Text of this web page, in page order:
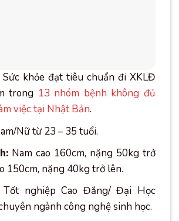
Sức khỏe đạt tiêu chuẩn đi XKLĐ
trong 13 nhóm bệnh không đủ
việc tại Nhật Bản.
Nữ từ 23 – 35 tuổi.
Nam cao 160cm, nặng 50kg trở
150cm, nặng 40kg trở lên.
nghiệp Cao Đẳng/ Đại Học
ngành công nghệ sinh học.